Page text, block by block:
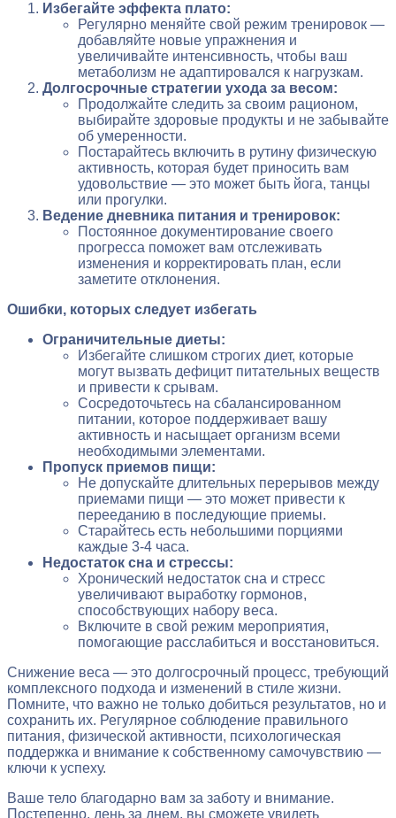
Избегайте эффекта плато:
Регулярно меняйте свой режим тренировок —
добавляйте новые упражнения и
увеличивайте интенсивность, чтобы ваш
метаболизм не адаптировался к нагрузкам.
Долгосрочные стратегии ухода за весом:
Продолжайте следить за своим рационом,
выбирайте здоровые продукты и не забывайте
об умеренности.
Постарайтесь включить в рутину физическую
активность, которая будет приносить вам
удовольствие — это может быть йога, танцы
или прогулки.
Ведение дневника питания и тренировок:
Постоянное документирование своего
прогресса поможет вам отслеживать
изменения и корректировать план, если
заметите отклонения.
Ошибки, которых следует избегать
Ограничительные диеты:
Избегайте слишком строгих диет, которые
могут вызвать дефицит питательных веществ
и привести к срывам.
Сосредоточьтесь на сбалансированном
питании, которое поддерживает вашу
активность и насыщает организм всеми
необходимыми элементами.
Пропуск приемов пищи:
Не допускайте длительных перерывов между
приемами пищи — это может привести к
перееданию в последующие приемы.
Старайтесь есть небольшими порциями
каждые 3-4 часа.
Недостаток сна и стрессы:
Хронический недостаток сна и стресс
увеличивают выработку гормонов,
способствующих набору веса.
Включите в свой режим мероприятия,
помогающие расслабиться и восстановиться.
Снижение веса — это долгосрочный процесс, требующий
комплексного подхода и изменений в стиле жизни.
Помните, что важно не только добиться результатов, но и
сохранить их. Регулярное соблюдение правильного
питания, физической активности, психологическая
поддержка и внимание к собственному самочувствию —
ключи к успеху.
Ваше тело благодарно вам за заботу и внимание.
Постепенно, день за днем, вы сможете увидеть